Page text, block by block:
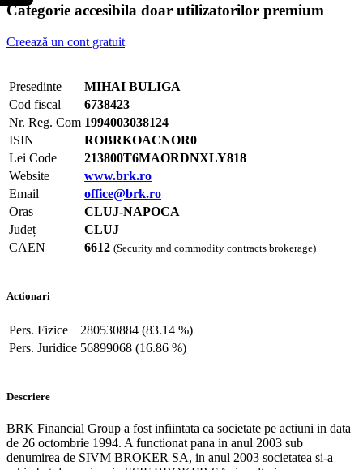
Categorie accesibila doar utilizatorilor premium
Creează un cont gratuit
Presedinte
MIHAI BULIGA
Cod fiscal
6738423
Nr. Reg. Com 1994003038124
ISIN
ROBRKOACNOR0
Lei Code
213800T6MAORDNXLY818
Website
www.brk.ro
Email
office@brk.ro
Oras
CLUJ-NAPOCA
Județ
CLUJ
CAEN
6612 (Security and commodity contracts brokerage)
Actionari
Pers. Fizice
280530884 (83.14 %)
Pers. Juridice 56899068 (16.86 %)
Descriere
BRK Financial Group a fost infiintata ca societate pe actiuni in data
de 26 octombrie 1994. A functionat pana in anul 2003 sub
denumirea de SIVM BROKER SA, in anul 2003 societatea si-a